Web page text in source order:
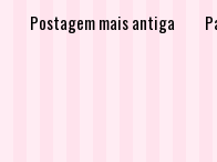
Postagem mais antiga